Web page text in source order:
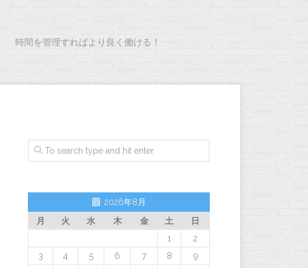
時間を管理すればより良く働ける！
2026年8月
月
火 水 木 金 土
日
1
2
3
4 5 6 7 8
9